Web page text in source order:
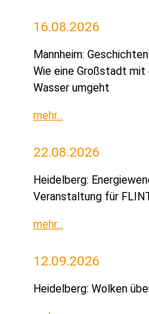
16.08.2026
Mannheim:
Wie eine Großstadt
Wasser umgeht
mehr...
22.08.2026
Heidelberg:
Veranstaltung für
mehr...
12.09.2026
Heidelberg: Wolken